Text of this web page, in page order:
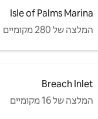
Isle of Palms Marina
המלצה של 280 מקומיים
Breach Inlet
המלצה של 16 מקומיים